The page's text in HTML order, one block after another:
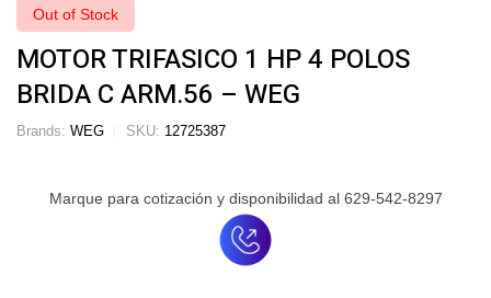
Out of Stock
MOTOR TRIFASICO 1 HP 4 POLOS
BRIDA C ARM.56 – WEG
Brands: WEG SKU: 12725387
Marque para cotización y disponibilidad al 629-542-8297